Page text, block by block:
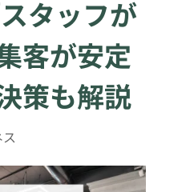
タッフが
客が安定
策も解説